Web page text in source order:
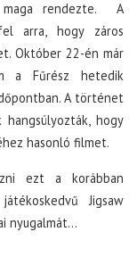
rendezte. A
arra, hogy záros
Október 22-én már
a Fűrész hetedik
A történet
hogy
hasonló filmet.
ezt a korábban
Jigsaw
nyugalmát…